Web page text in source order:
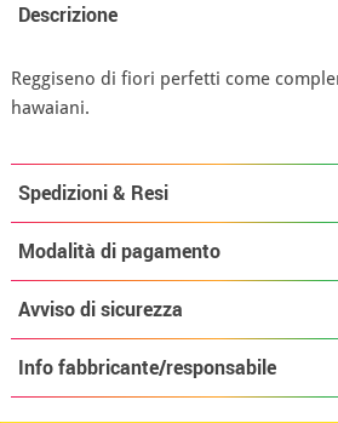
Descrizione
Reggiseno di fiori perfetti come
hawaiani.
Spedizioni & Resi
Modalità di pagamento
Avviso di sicurezza
Info fabbricante/responsabile